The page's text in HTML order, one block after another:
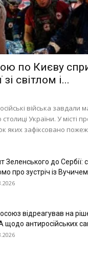
Війна
по Києву
світлом і...
війська завдали
України. У місті
яких зафіксовано
Зеленського до Сербії:
про зустріч із Вучичем
відреагував на
антиросійських